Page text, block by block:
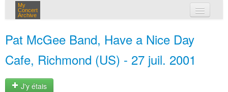
My
Concert
Archive
Pat McGee Band, Have a Nice Day
Cafe, Richmond (US) - 27 juil. 2001
J'y étais